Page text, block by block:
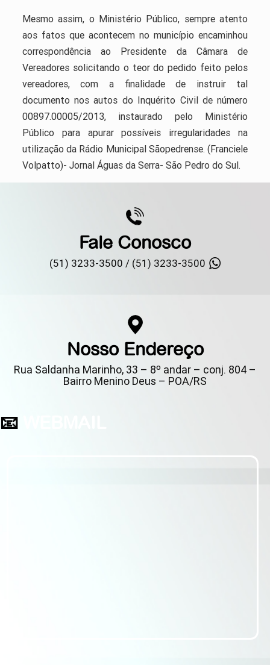
Mesmo assim, o Ministério Público, sempre atento
aos fatos que acontecem no município encaminhou
correspondência ao Presidente da Câmara de
Vereadores solicitando o teor do pedido feito pelos
vereadores, com a finalidade de instruir tal
documento nos autos do Inquérito Civil de número
00897.00005/2013, instaurado pelo Ministério
Público para apurar possíveis irregularidades na
utilização da Rádio Municipal Sãopedrense. (Franciele
Volpatto)- Jornal Águas da Serra- São Pedro do Sul.
Fale Conosco
(51) 3233-3500 / (51) 3233-3500
Nosso Endereço
Rua Saldanha Marinho, 33 – 8º andar – conj. 804 –
Bairro Menino Deus – POA/RS
📧